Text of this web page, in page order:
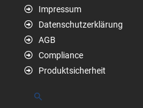
Impressum
Datenschutzerklärung
AGB
Compliance
Produktsicherheit
Suchen